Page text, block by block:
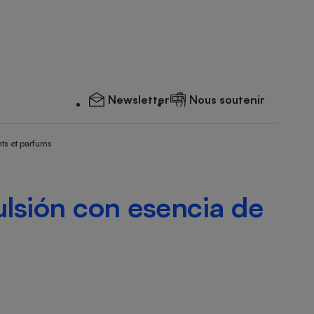
Newsletter Nous soutenir
et parfums
con esencia de